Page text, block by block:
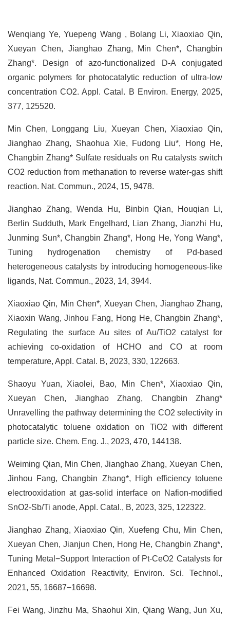
Wenqiang Ye, Yuepeng Wang , Bolang Li, Xiaoxiao Qin,
Xueyan Chen, Jianghao Zhang, Min Chen*, Changbin
Zhang*. Design of azo-functionalized D-A conjugated
organic polymers for photocatalytic reduction of ultra-low
concentration CO2. Appl. Catal. B Environ. Energy, 2025,
377, 125520.
Min Chen, Longgang Liu, Xueyan Chen, Xiaoxiao Qin,
Jianghao Zhang, Shaohua Xie, Fudong Liu*, Hong He,
Changbin Zhang* Sulfate residuals on Ru catalysts switch
CO2 reduction from methanation to reverse water-gas shift
reaction. Nat. Commun., 2024, 15, 9478.
Jianghao Zhang, Wenda Hu, Binbin Qian, Houqian Li,
Berlin Sudduth, Mark Engelhard, Lian Zhang, Jianzhi Hu,
Junming Sun*, Changbin Zhang*, Hong He, Yong Wang*,
Tuning hydrogenation chemistry of Pd-based
heterogeneous catalysts by introducing homogeneous-like
ligands, Nat. Commun., 2023, 14, 3944.
Xiaoxiao Qin, Min Chen*, Xueyan Chen, Jianghao Zhang,
Xiaoxin Wang, Jinhou Fang, Hong He, Changbin Zhang*,
Regulating the surface Au sites of Au/TiO2 catalyst for
achieving co-oxidation of HCHO and CO at room
temperature, Appl. Catal. B, 2023, 330, 122663.
Shaoyu Yuan, Xiaolei, Bao, Min Chen*, Xiaoxiao Qin,
Xueyan Chen, Jianghao Zhang, Changbin Zhang*
Unravelling the pathway determining the CO2 selectivity in
photocatalytic toluene oxidation on TiO2 with different
particle size. Chem. Eng. J., 2023, 470, 144138.
Weiming Qian, Min Chen, Jianghao Zhang, Xueyan Chen,
Jinhou Fang, Changbin Zhang*, High efficiency toluene
electrooxidation at gas-solid interface on Nafion-modified
SnO2-Sb/Ti anode, Appl. Catal., B, 2023, 325, 122322.
Jianghao Zhang, Xiaoxiao Qin, Xuefeng Chu, Min Chen,
Xueyan Chen, Jianjun Chen, Hong He, Changbin Zhang*,
Tuning Metal−Support Interaction of Pt-CeO2 Catalysts for
Enhanced Oxidation Reactivity, Environ. Sci. Technol.,
2021, 55, 16687−16698.
Fei Wang, Jinzhu Ma, Shaohui Xin, Qiang Wang, Jun Xu,